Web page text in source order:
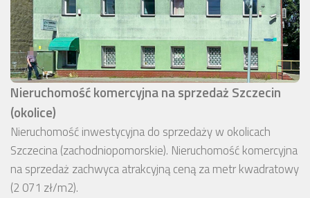
Nieruchomość komercyjna na sprzedaż Szczecin
(okolice)
Nieruchomość inwestycyjna do sprzedaży w okolicach
Szczecina (zachodniopomorskie). Nieruchomość komercyjna
na sprzedaż zachwyca atrakcyjną ceną za metr kwadratowy
(2 071 zł/m2).